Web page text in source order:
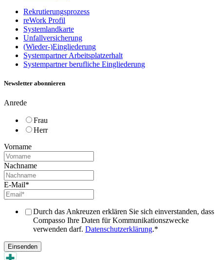
Rekrutierungsprozess
reWork Profil
Systemlandkarte
Unfallversicherung
(Wieder-)Eingliederung
Systempartner Arbeitsplatzerhalt
Systempartner berufliche Eingliederung
Newsletter abonnieren
Anrede
Frau
Herr
Vorname
Nachname
E-Mail*
Durch das Ankreuzen erklären Sie sich einverstanden, dass
Compasso Ihre Daten für Kommunikationszwecke
verwenden darf. Datenschutzerklärung.*